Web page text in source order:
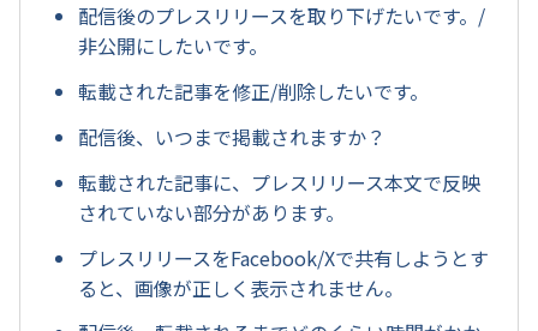
配信後のプレスリリースを取り下げたいです。/
非公開にしたいです。
転載された記事を修正/削除したいです。
配信後、いつまで掲載されますか？
転載された記事に、プレスリリース本文で反映
されていない部分があります。
プレスリリースをFacebook/Xで共有しようとす
ると、画像が正しく表示されません。